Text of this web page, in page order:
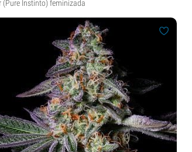
(Pure Instinto) feminizada